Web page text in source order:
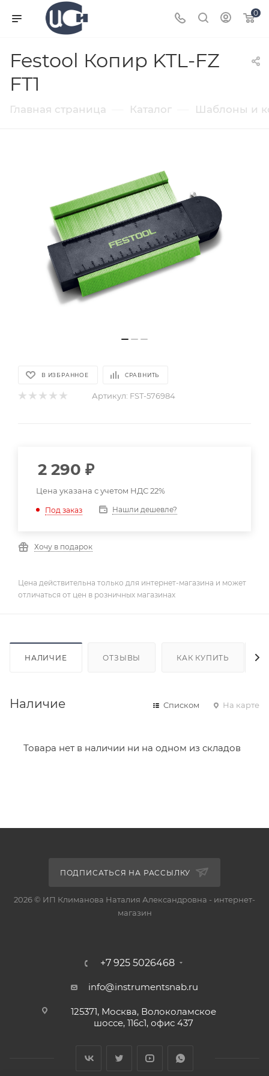
0
Festool Копир KTL-FZ
FT1
Главная страница Каталог Шаблоны и
В ИЗБРАННОЕ СРАВНИТЬ
Артикул: FST-576984
2 290 ₽
Цена указана с учетом НДС 22%
Под заказ Нашли дешевле?
Хочу в подарок
Цена действительна только для интернет-магазина и может
отличаться от цен в розничных магазинах
НАЛИЧИЕ ОТЗЫВЫ КАК КУПИТЬ
Наличие Списком На карте
Товара нет в наличии ни на одном из складов
ПОДПИСАТЬСЯ НА РАССЫЛКУ
2026 © ИП Климанова Наталия Александровна - интернет-
магазин
+7 925 5026468
info@instrumentsnab.ru
125371, Москва, Волоколамское
шоссе, 116с1, офис 437